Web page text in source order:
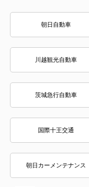
朝日自動車
川越観光自動車
茨城急行自動車
国際十王交通
朝日カーメンテナンス